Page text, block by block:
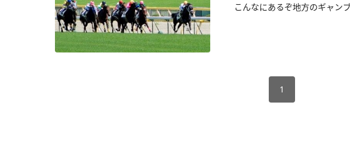
こんなにあるぞ地方のギャン
1